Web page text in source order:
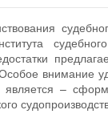
внимание
–